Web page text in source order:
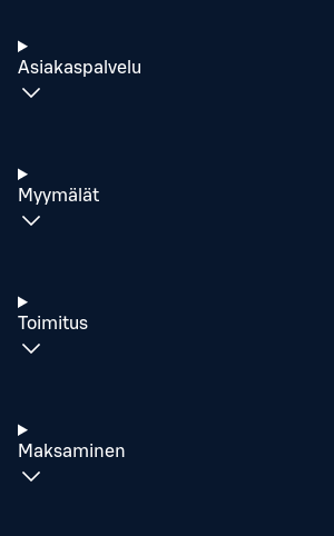
Asiakaspalvelu
Myymälät
Toimitus
Maksaminen